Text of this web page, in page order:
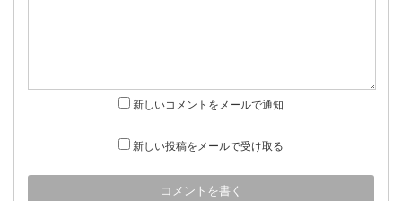
新しいコメントをメールで通知
新しい投稿をメールで受け取る